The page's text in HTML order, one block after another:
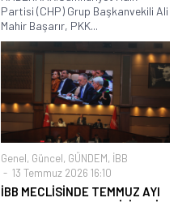
Partisi (CHP) Grup Başkanvekili Ali
Mahir Başarır, PKK...
Genel, Güncel, GÜNDEM, İBB
13 Temmuz 2026 16:10
İBB MECLİSİNDE TEMMUZ AYI